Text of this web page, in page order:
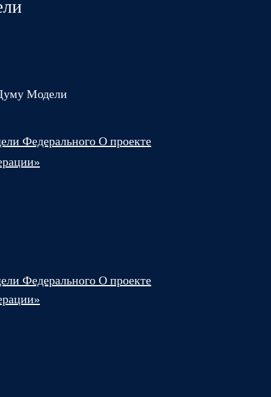
Модели
Федерального О проекте
Федерального О проекте